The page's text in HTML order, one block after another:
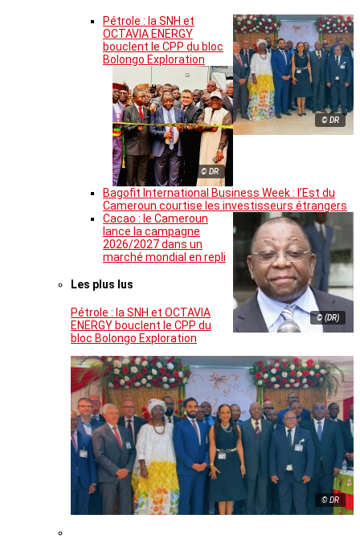
© DR
Pétrole : la SNH et
OCTAVIA ENERGY
bouclent le CPP du bloc
Bolongo Exploration
© DR
Bagofit International Business Week : l’Est du
Cameroun courtise les investisseurs étrangers
© (DR)
Cacao : le Cameroun
lance la campagne
2026/2027 dans un
marché mondial en repli
Les plus lus
Pétrole : la SNH et OCTAVIA
ENERGY bouclent le CPP du
bloc Bolongo Exploration
© DR